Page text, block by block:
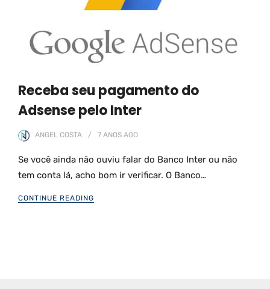
Receba seu pagamento do
Adsense pelo Inter
ANGEL COSTA 7 ANOS AGO
Se você ainda não ouviu falar do Banco Inter ou não
tem conta lá, acho bom ir verificar. O Banco…
CONTINUE READING